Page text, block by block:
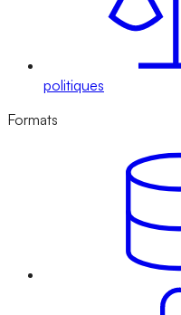
politiques
Formats